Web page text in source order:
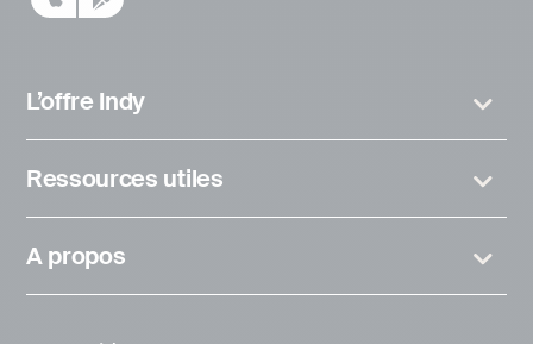
L’offre Indy
Ressources utiles
A propos